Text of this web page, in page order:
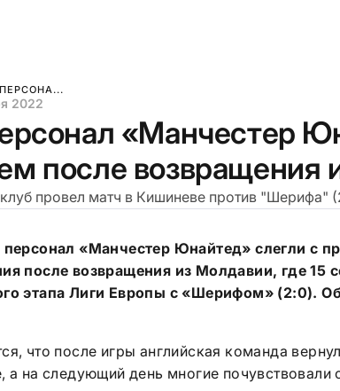
2022
«Манчестер
после возвращения
провел матч в Кишиневе против "Шерифа"
персонал «Манчестер Юнайтед» слегли с
после возвращения из Молдавии, где 15
этапа Лиги Европы с «Шерифом» (2:0).
что после игры английская команда
а на следующий день многие почувствовали